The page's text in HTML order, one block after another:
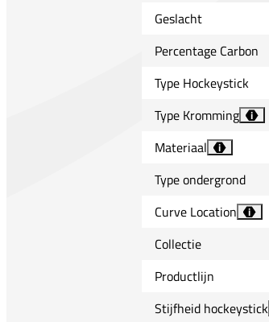
Geslacht
Percentage Carbon
Type Hockeystick
Type Kromming
i
Materiaal
i
Type ondergrond
Curve Location
i
Collectie
Productlijn
Stijfheid hockeystick